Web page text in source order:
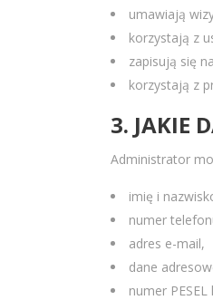
umawiają
korzystają z
zapisują się
korzystają z
3. JAKIE
Administrator
imię i
numer
adres e-mail,
dane
numer